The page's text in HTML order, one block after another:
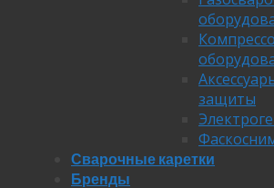
защиты
Сварочные каретки
Бренды